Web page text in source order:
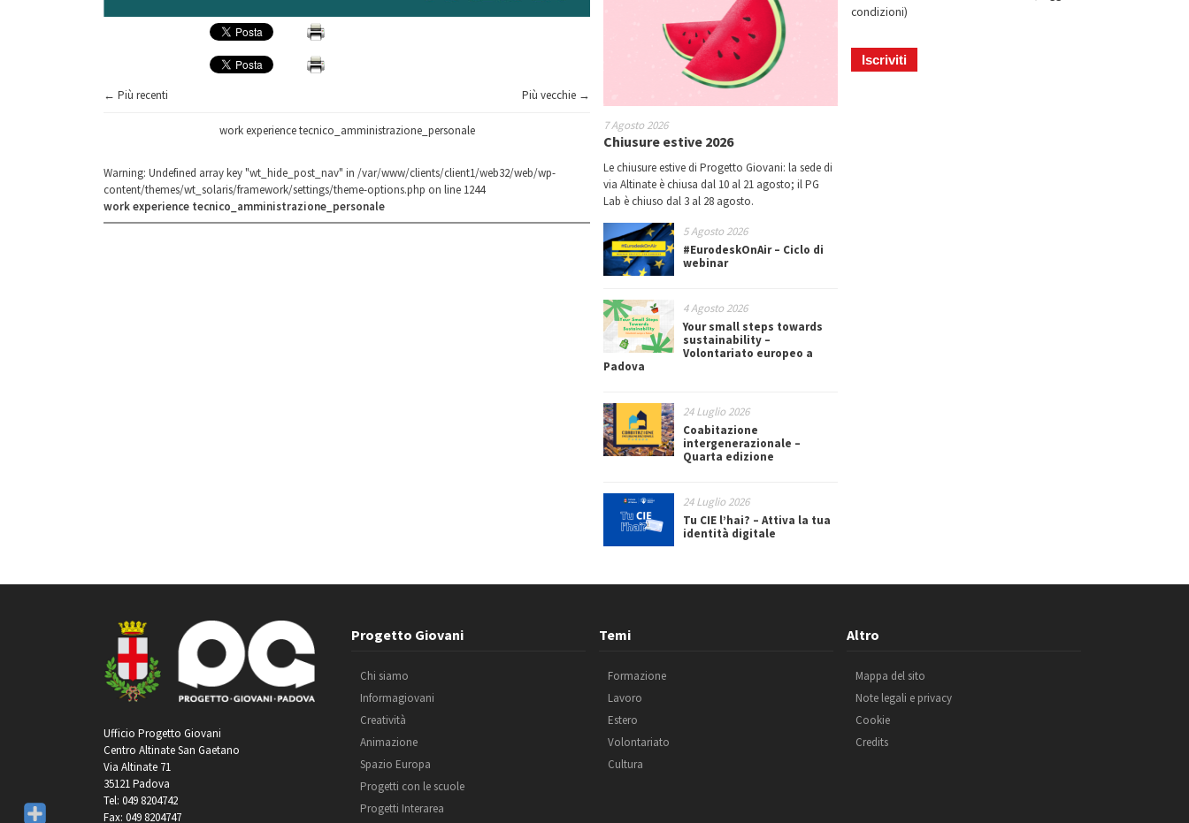
← Più recenti Più vecchie →
work experience tecnico_amministrazione_personale
Warning: Undefined array key "wt_hide_post_nav" in /var/www/clients/client1/web32/web/wp-
content/themes/wt_solaris/framework/settings/theme-options.php on line 1244
work experience tecnico_amministrazione_personale
7 Agosto 2026
Chiusure estive 2026
Le chiusure estive di Progetto Giovani: la sede di
via Altinate è chiusa dal 10 al 21 agosto; il PG
Lab è chiuso dal 3 al 28 agosto.
5 Agosto 2026
#EurodeskOnAir – Ciclo di
webinar
4 Agosto 2026
Your small steps towards
sustainability –
Volontariato europeo a
Padova
24 Luglio 2026
Coabitazione
intergenerazionale –
Quarta edizione
24 Luglio 2026
Tu CIE l’hai? – Attiva la tua
identità digitale
condizioni)
Ufficio Progetto Giovani
Centro Altinate San Gaetano
Via Altinate 71
35121 Padova
Tel: 049 8204742
Fax: 049 8204747
Progetto Giovani
Chi siamo
Informagiovani
Creatività
Animazione
Spazio Europa
Progetti con le scuole
Progetti Interarea
Temi
Formazione
Lavoro
Estero
Volontariato
Cultura
Altro
Mappa del sito
Note legali e privacy
Cookie
Credits